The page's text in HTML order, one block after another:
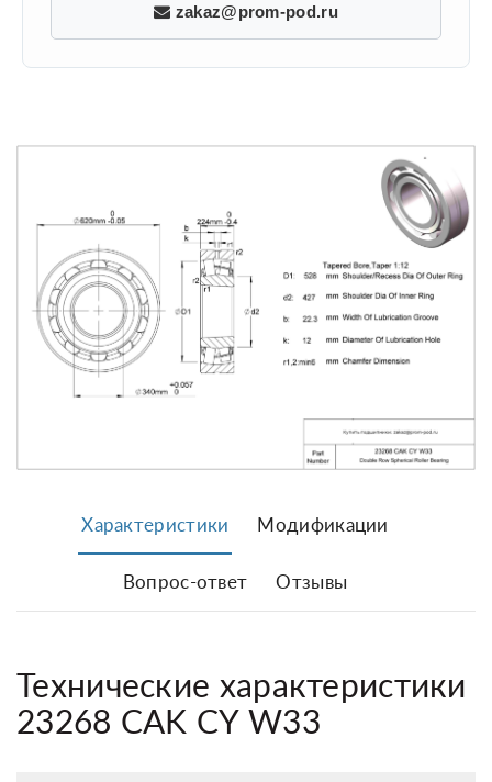
zakaz@prom-pod.ru
Характеристики Модификации
Вопрос-ответ Отзывы
Технические характеристики
23268 CAK CY W33